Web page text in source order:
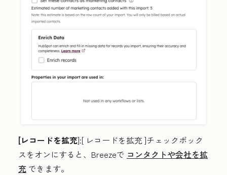
[レコードを拡充]:[ レコードを拡充]チェックボック
スをオンにすると、Breezeで コンタクトや会社を拡
充 できます。